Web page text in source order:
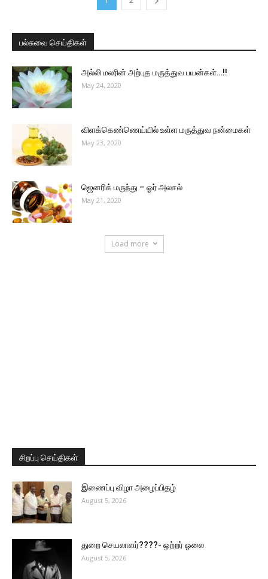
பல்சுவை செய்திகள்
அல்லி மலரின் அற்புத மருத்துவ பயன்கள்…!!
May 24, 2020
விளக்கெண்ணெய்யில் உள்ள மருத்துவ நன்மைகள்
May 23, 2020
ஜெனரிக் மருந்து – ஓர் அலசல்
May 21, 2020
Load more
சிறப்பு செய்திகள்
இணைப்பு விழா அழைப்பிதழ்
August 5, 2026
துறை செயலாளர்????- ஒற்றர் ஓலை
August 5, 2026